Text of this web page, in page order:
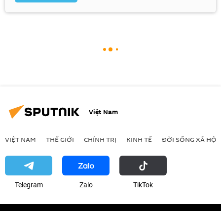
Việt Nam
VIỆT NAM THẾ GIỚI CHÍNH TRỊ KINH TẾ ĐỜI SỐNG XÃ HỘI
Telegram Zalo ТikТоk